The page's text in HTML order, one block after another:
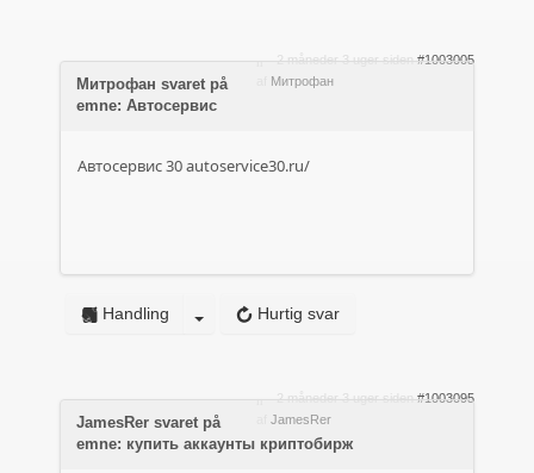
2 måneder 3 uger siden #1003005
Митрофан
Митрофан svaret på
emne: Автосервис
Автосервис 30autoservice30.ru/
Hurtig svar
Handling
2 måneder 3 uger siden #1003095
JamesRer
JamesRer svaret på
emne: купить аккаунты криптобирж